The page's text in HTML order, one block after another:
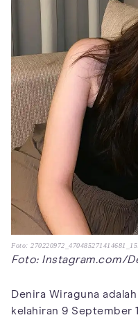
Foto:
Foto: Instagram.com/
Denira Wiraguna
kelahiran 9 September